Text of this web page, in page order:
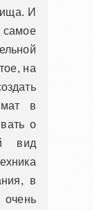
И
на
в
о
вид
в